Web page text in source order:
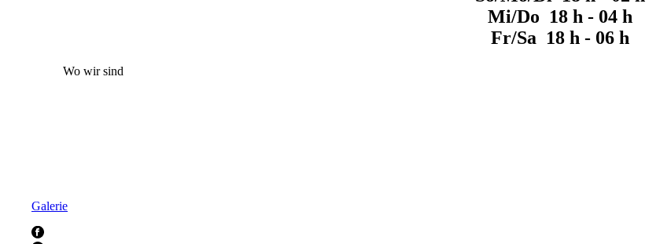
Mi/Do 18 h - 04 h
Fr/Sa 18 h - 06 h
Wo wir sind
Galerie